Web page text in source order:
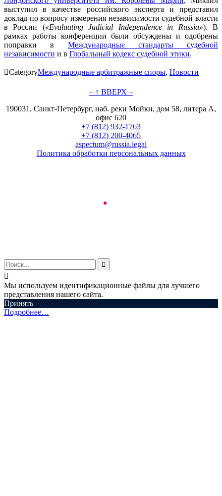
выступил в качестве российского эксперта и представил
доклад по вопросу измерения независимости судебной власти
в России («Evaluating Judicial Independence in Russia»). В
рамках работы конференции были обсуждены и одобрены
поправки в Международные стандарты судебной
независимости и в Глобальный кодекс судебной этики.
CategoryМеждународные арбитражные споры, Новости
– ↑ ВВЕРХ –
190031, Санкт-Петербург, наб. реки Мойки, дом 58, литера А,
офис 620
+7 (812) 932-1763
+7 (812) 200-4065
aspectum@russia.legal
Политика обработки персональных данных


Мы используем идентификационные файлы для лучшего
представления нашего сайта.
Принять
Подробнее…